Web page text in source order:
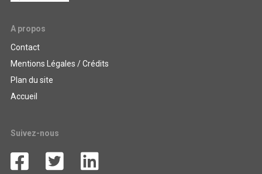
A propos
Contact
Mentions Légales / Crédits
Plan du site
Accueil
Suivez-nous